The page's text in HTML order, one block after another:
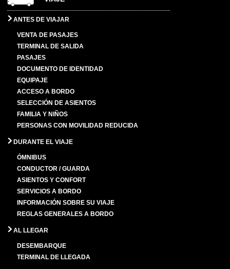
ANTES DE VIAJAR
VENTA DE PASAJES
TERMINAL DE SALIDA
PASAJES
DOCUMENTO DE IDENTIDAD
EQUIPAJE
ACCESO A BORDO
SELECCIÓN DE ASIENTOS
FAMILIA Y NIÑOS
PERSONAS CON MOVILIDAD REDUCIDA
DURANTE EL VIAJE
ÓMNIBUS
CONDUCTOR / GUARDA
ASIENTOS Y CONFORT
SERVICIOS A BORDO
INFORMACIÓN SOBRE SU VIAJE
REGLAS GENERALES A BORDO
AL LLEGAR
DESEMBARQUE
TERMINAL DE LLEGADA